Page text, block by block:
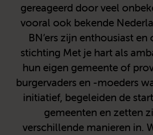
gereageerd door veel
vooral ook bekende
BN’ers zijn enthousiast
stichting Met je hart als
hun eigen gemeente of
burgervaders en -moeders
initiatief, begeleiden de
gemeenten en zetten
verschillende manieren in.